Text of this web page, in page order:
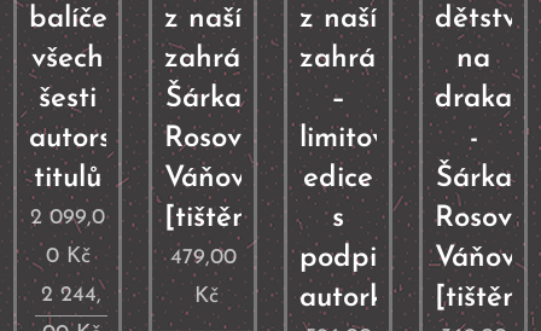
balíček
všech
šesti
autorských
titulů
2 099,0
0Kč
2 244,
z naší
zahrádky
Šárka
Rosová
Váňová
[tištěná]
479,00
Kč
z naší
zahrádky
–
limitovaná
edice
s
podpisem
autorky
dětství
na
draka
-
Šárka
Rosová
Váňová